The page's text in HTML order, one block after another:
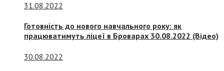
31.08.2022
Готовність до нового навчального року: як
працюватимуть ліцеї в Броварах 30.08.2022 (Відео)
30.08.2022